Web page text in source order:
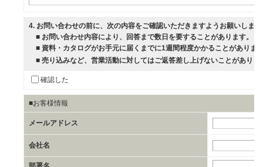
4. お問い合わせの前に、次の内容をご確認いただきますようお願いします
■ お問い合わせ内容により、回答まで数日を要することがあります。
■ 資料・カタログがお手元に届くまでに1週間程度かかることがありま
■ 売り込みなど、営業活動に対してはご返答差し上げないことがありま
確認した
■お客様情報
メールアドレス
会社名